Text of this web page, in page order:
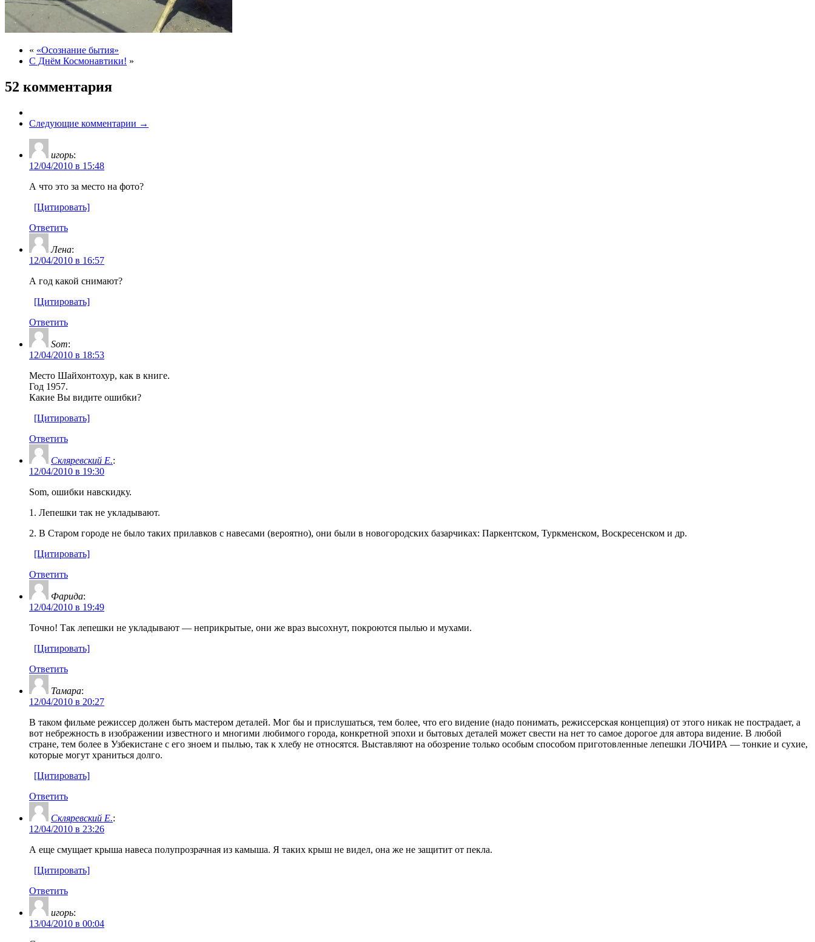
« «Осознание бытия»
С Днём Космонавтики! »
52 комментария
Следующие комментарии →
игорь:
12/04/2010 в 15:48
А что это за место на фото?
[Цитировать]
Ответить
Лена:
12/04/2010 в 16:57
А год какой снимают?
[Цитировать]
Ответить
Som:
12/04/2010 в 18:53
Место Шайхонтохур, как в книге.
Год 1957.
Какие Вы видите ошибки?
[Цитировать]
Ответить
Скляревский Е.:
12/04/2010 в 19:30
Som, ошибки навскидку.
1. Лепешки так не укладывают.
2. В Старом городе не было таких прилавков с навесами (вероятно), они были в новогородских базарчиках: Паркентском, Туркменском, Воскресенском и др.
[Цитировать]
Ответить
Фарида:
12/04/2010 в 19:49
Точно! Так лепешки не укладывают — неприкрытые, они же враз высохнут, покроются пылью и мухами.
[Цитировать]
Ответить
Тамара:
12/04/2010 в 20:27
В таком фильме режиссер должен быть мастером деталей. Мог бы и прислушаться, тем более, что его видение (надо понимать, режиссерская концепция) от этого никак не пострадает, а
вот небрежность в изображении известного и многими любимого города, конкретной эпохи и бытовых деталей может свести на нет то самое дорогое для автора видение. В любой
стране, тем более в Узбекистане с его зноем и пылью, так к хлебу не относятся. Выставляют на обозрение только особым способом приготовленные лепешки ЛОЧИРА — тонкие и сухие,
которые могут храниться долго.
[Цитировать]
Ответить
Скляревский Е.:
12/04/2010 в 23:26
А еще смущает крыша навеса полупрозрачная из камыша. Я таких крыш не видел, она же не защитит от пекла.
[Цитировать]
Ответить
игорь:
13/04/2010 в 00:04